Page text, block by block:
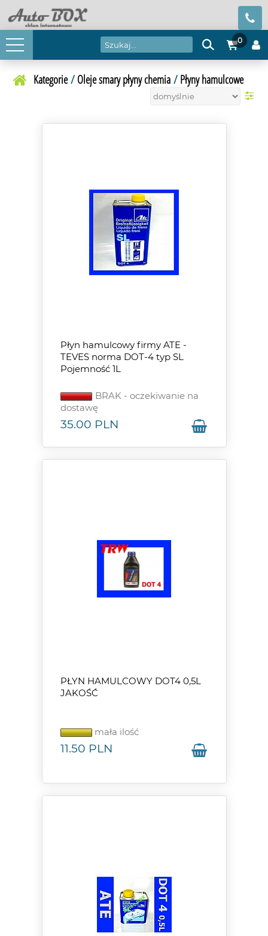
0
Kategorie/ Oleje smary płyny chemia/ Płyny hamulcowe
Płyn hamulcowy firmy ATE -
TEVES norma DOT-4 typ SL
Pojemność 1L
BRAK - oczekiwanie na
dostawę
35.00 PLN
PŁYN HAMULCOWY DOT4 0,5L
JAKOŚĆ
mała ilość
11.50 PLN